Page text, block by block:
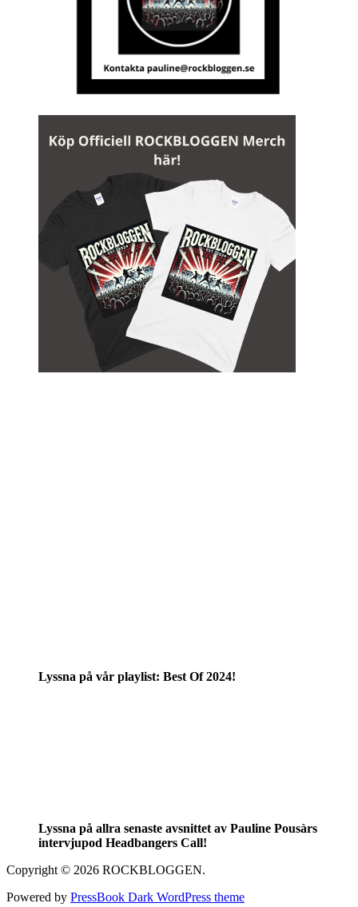
Lyssna på vår playlist: Best Of 2024!
Lyssna på allra senaste avsnittet av Pauline Pousàrs
intervjupod Headbangers Call!
Copyright © 2026 ROCKBLOGGEN.
Powered by PressBook Dark WordPress theme